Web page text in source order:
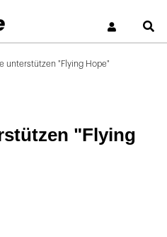
unterstützen "Flying Hope"
"Flying